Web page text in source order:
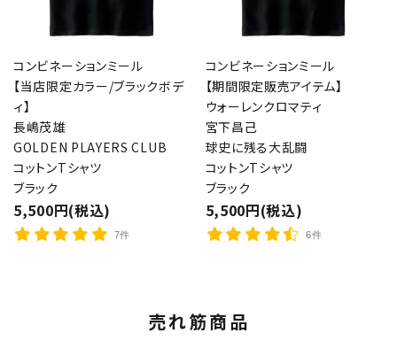
コンビネーションミール
【当店限定カラー/ブラックボデ
ィ】
長嶋茂雄
GOLDEN PLAYERS CLUB
コットンTシャツ
ブラック
5,500円(税込)
7件
コンビネーションミール
【期間限定販売アイテム】
ウォーレンクロマティ
宮下昌己
球史に残る大乱闘
コットンTシャツ
ブラック
5,500円(税込)
6件
売れ筋商品